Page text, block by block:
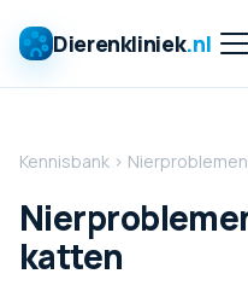
Dierenkliniek.nl
Kennisbank ›
katten